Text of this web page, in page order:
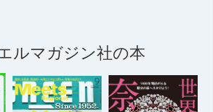
ルマガジン社の本